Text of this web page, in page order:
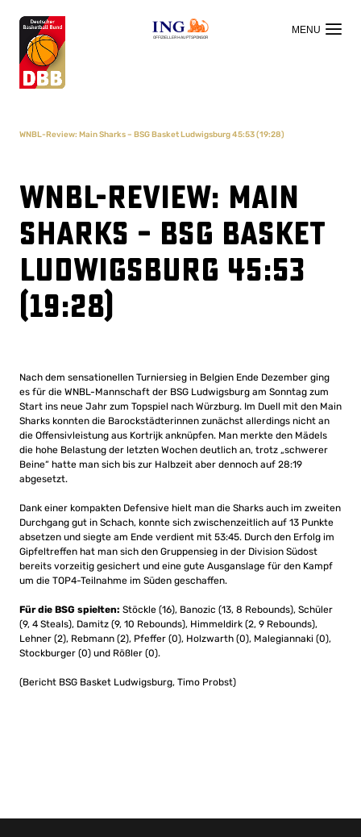
OFFIZIELLER HAUPTSPONSOR
WNBL-Review: Main Sharks – BSG Basket Ludwigsburg 45:53 (19:28)
WNBL-Review: Main
Sharks – BSG Basket
Ludwigsburg 45:53
(19:28)
Nach dem sensationellen Turniersieg in Belgien Ende Dezember ging
es für die WNBL-Mannschaft der BSG Ludwigsburg am Sonntag zum
Start ins neue Jahr zum Topspiel nach Würzburg. Im Duell mit den Main
Sharks konnten die Barockstädterinnen zunächst allerdings nicht an
die Offensivleistung aus Kortrijk anknüpfen. Man merkte den Mädels
die hohe Belastung der letzten Wochen deutlich an, trotz „schwerer
Beine“ hatte man sich bis zur Halbzeit aber dennoch auf 28:19
abgesetzt.
Dank einer kompakten Defensive hielt man die Sharks auch im zweiten
Durchgang gut in Schach, konnte sich zwischenzeitlich auf 13 Punkte
absetzen und siegte am Ende verdient mit 53:45. Durch den Erfolg im
Gipfeltreffen hat man sich den Gruppensieg in der Division Südost
bereits vorzeitig gesichert und eine gute Ausganslage für den Kampf
um die TOP4-Teilnahme im Süden geschaffen.
Für die BSG spielten: Stöckle (16), Banozic (13, 8 Rebounds), Schüler
(9, 4 Steals), Damitz (9, 10 Rebounds), Himmeldirk (2, 9 Rebounds),
Lehner (2), Rebmann (2), Pfeffer (0), Holzwarth (0), Malegiannaki (0),
Stockburger (0) und Rößler (0).
(Bericht BSG Basket Ludwigsburg, Timo Probst)